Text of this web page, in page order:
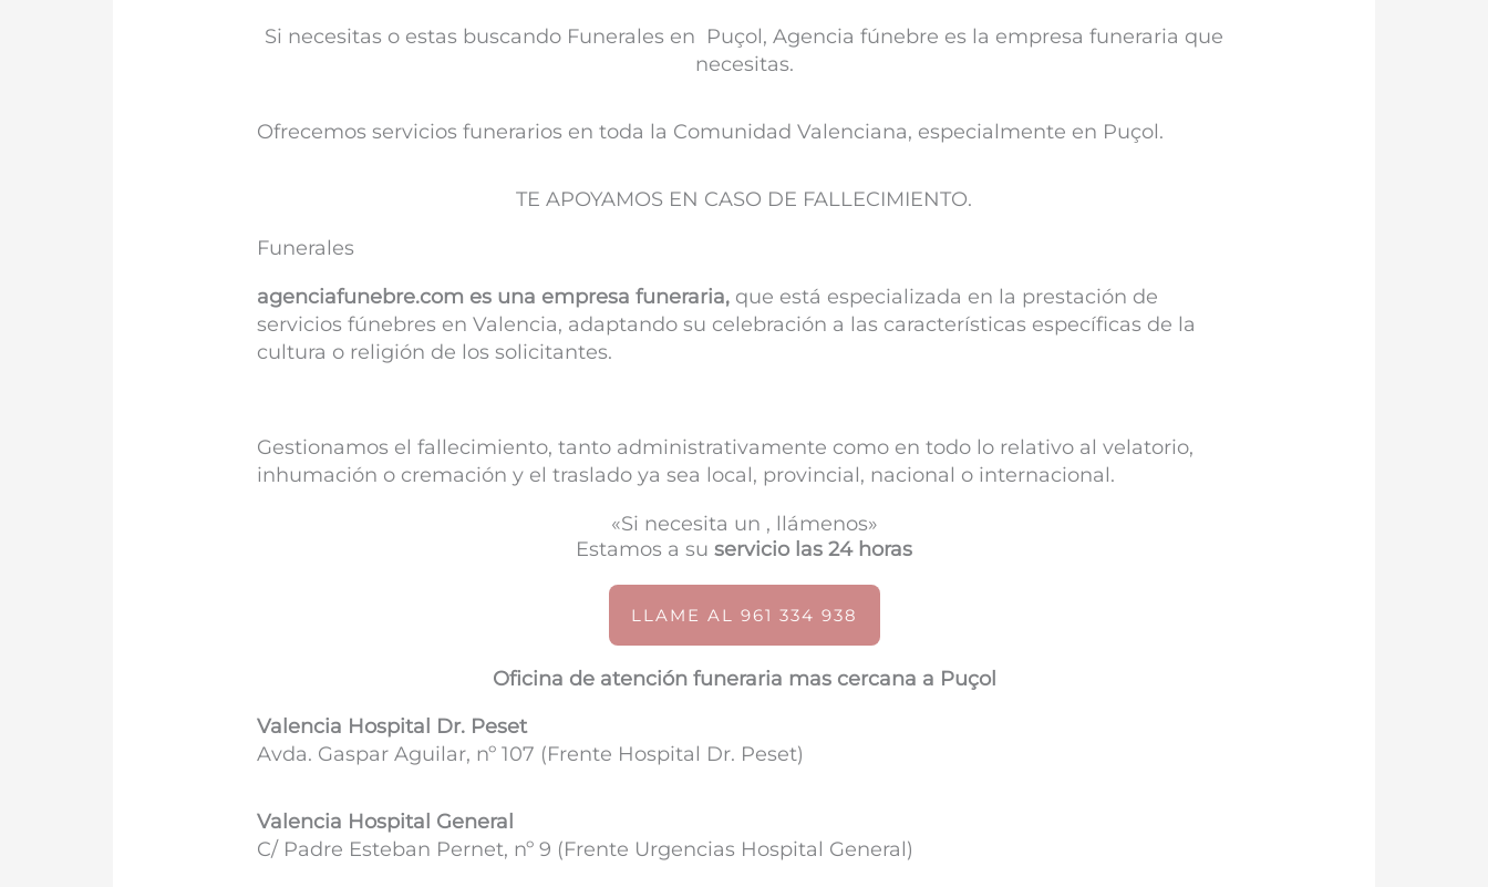
Si necesitas o estas buscando Funerales en Puçol, Agencia fúnebre es la empresa funeraria que
necesitas.
Ofrecemos servicios funerarios en toda la Comunidad Valenciana, especialmente en Puçol.
TE APOYAMOS EN CASO DE FALLECIMIENTO.
Funerales
agenciafunebre.com es una empresa funeraria, que está especializada en la prestación de
servicios fúnebres en Valencia, adaptando su celebración a las características específicas de la
cultura o religión de los solicitantes.
Gestionamos el fallecimiento, tanto administrativamente como en todo lo relativo al velatorio,
inhumación o cremación y el traslado ya sea local, provincial, nacional o internacional.
«Si necesita un , llámenos»
Estamos a su servicio las 24 horas
LLAME AL 961 334 938
Oficina de atención funeraria mas cercana a Puçol
Valencia Hospital Dr. Peset
Avda. Gaspar Aguilar, nº 107 (Frente Hospital Dr. Peset)
Valencia Hospital General
C/ Padre Esteban Pernet, nº 9 (Frente Urgencias Hospital General)